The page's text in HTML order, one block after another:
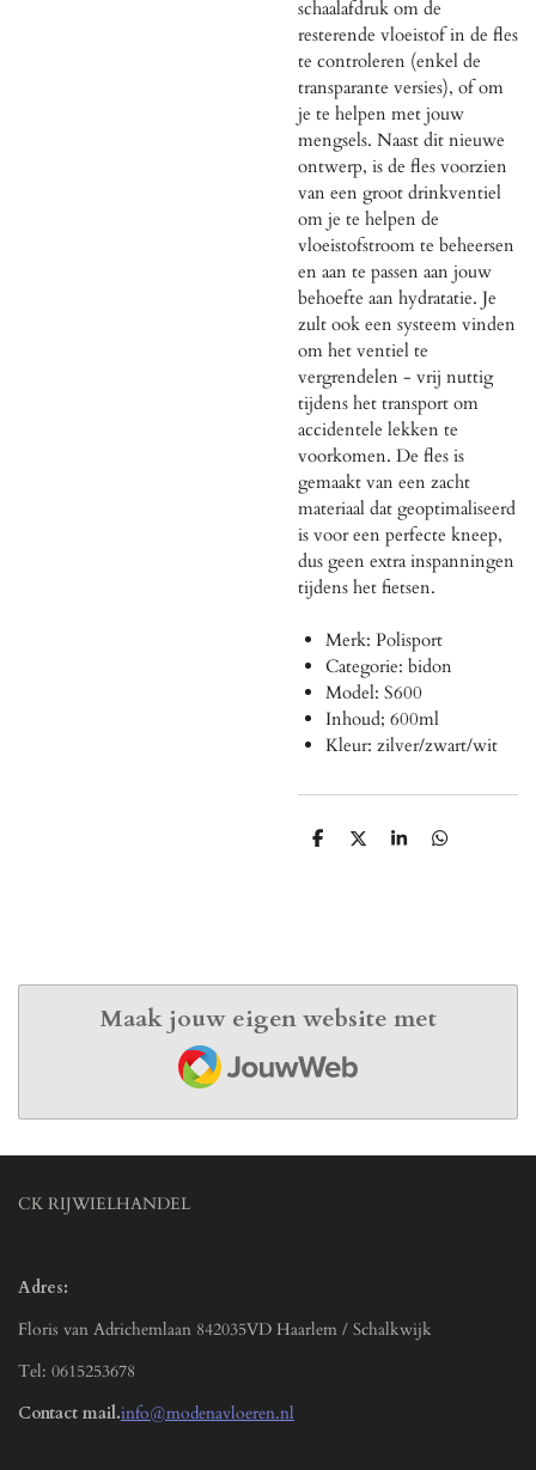
schaalafdruk om de
resterende vloeistof in de fles
te controleren (enkel de
transparante versies), of om
je te helpen met jouw
mengsels. Naast dit nieuwe
ontwerp, is de fles voorzien
van een groot drinkventiel
om je te helpen de
vloeistofstroom te beheersen
en aan te passen aan jouw
behoefte aan hydratatie. Je
zult ook een systeem vinden
om het ventiel te
vergrendelen - vrij nuttig
tijdens het transport om
accidentele lekken te
voorkomen. De fles is
gemaakt van een zacht
materiaal dat geoptimaliseerd
is voor een perfecte kneep,
dus geen extra inspanningen
tijdens het fietsen.
Merk: Polisport
Categorie: bidon
Model: S600
Inhoud; 600ml
Kleur: zilver/zwart/wit
D
D
S
D
Maak jouw eigen website met
JouwWeb
CK RIJWIELHANDEL
Adres:
Floris van Adrichemlaan 842035VD Haarlem / Schalkwijk
Tel: 0615253678
Contact mail.info@modenavloeren.nl